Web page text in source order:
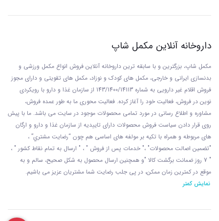
داروخانه آنلاین مکمل شاپ
مکمل شاپ، بزرگترین و با سابقه ترین داروخانه آنلاین فروش انواع مکمل ورزشی و
بدنسازی ایرانی و خارجی، مکمل های کودک و نوزاد، مکمل های تقویتی و دارای مجوز
فروش اقلام غیر دارویی به شماره 143/1400/14113 از
سازمان غذا و دارو با رويکردی
نوين در فروش، فعاليت خود را آغاز کرده. فعاليت محوری ما به طور عمده فروش،
مشاوره و اطلاع رسانی در مورد تمامی محصولات موجود در سایت می باشد. ما با پيش
روی قرار دادن سياست فروش محصولات دارای تاييديه از سازمان غذا و دارو و ارگان
های مربوطه و همراه با تکيه بر مولفه های اساسی هم چون “رضايت مشتري” ،
"تضمين اصالت محصولات" ،" خدمات پس از فروش " ، " ارسال به تمام نقاط کشور " ،
" 7 روز ضمانت برگشت کالا "و همچنين ارسال محصول به شکل صحيح، سالم و به
موقع در کمترين زمان ممکن، در پی جلب رضايت شما مشتريان عزیز می باشيم.
نمایش کمتر